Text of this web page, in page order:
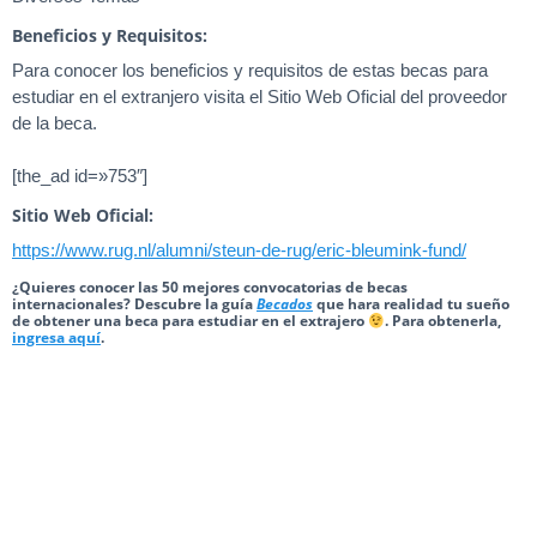
Beneficios y Requisitos:
Para conocer los beneficios y requisitos de estas becas para
estudiar en el extranjero visita el Sitio Web Oficial del proveedor
de la beca.
[the_ad id=»753″]
Sitio Web Oficial:
https://www.rug.nl/alumni/steun-de-rug/eric-bleumink-fund/
¿Quieres conocer las 50 mejores convocatorias de becas
internacionales? Descubre la guíaBecadosque hara realidad tu sueño
de obtener una beca para estudiar en el extrajero
. Para obtenerla,
ingresa aquí.